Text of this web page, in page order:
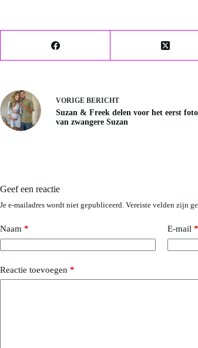
VORIGE BERICHT
Suzan & Freek delen voor het eerst foto
van zwangere Suzan
Geef een reactie
Je e-mailadres wordt niet gepubliceerd. Vereiste velden zijn
Naam * E-mail *
Reactie toevoegen *